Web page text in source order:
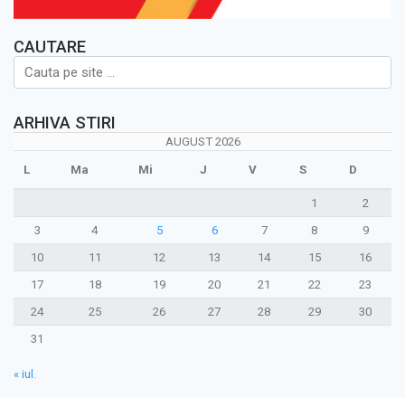
CAUTARE
ARHIVA STIRI
AUGUST 2026
L Ma Mi J V S D
1
2
3
4 5 6 7 8
9
10
11 12 13 14 15
16
17
18 19 20 21 22
23
24
25 26 27 28 29
30
31
« iul.